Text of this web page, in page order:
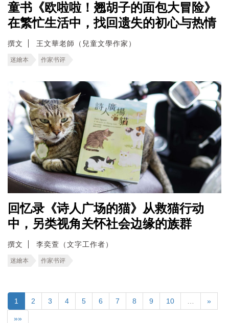
童书《欧啦啦！翘胡子的面包大冒险》
在繁忙生活中，找回遗失的初心与热情
撰文 王文華老師（兒童文學作家）
迷繪本 作家书评
回忆录《诗人广场的猫》从救猫行动
中，另类视角关怀社会边缘的族群
撰文 李奕萱（文字工作者）
迷繪本 作家书评
1 2 3 4 5 6 7 8 9 10 »
»»